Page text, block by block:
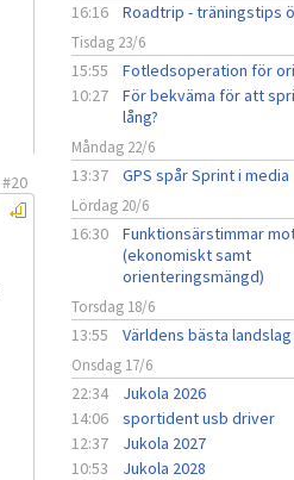
#20
16:16 Roadtrip - träningstips
Tisdag 23/6
15:55 Fotledsoperation för
10:27
För bekväma för att
lång?
Måndag 22/6
13:37 GPS spår Sprint i media
Lördag 20/6
16:30
Funktionsärstimmar
(ekonomiskt samt
orienteringsmängd)
Torsdag 18/6
13:55 Världens bästa landslag
Onsdag 17/6
22:34 Jukola 2026
14:06
sportident usb driver
12:37
Jukola 2027
10:53
Jukola 2028